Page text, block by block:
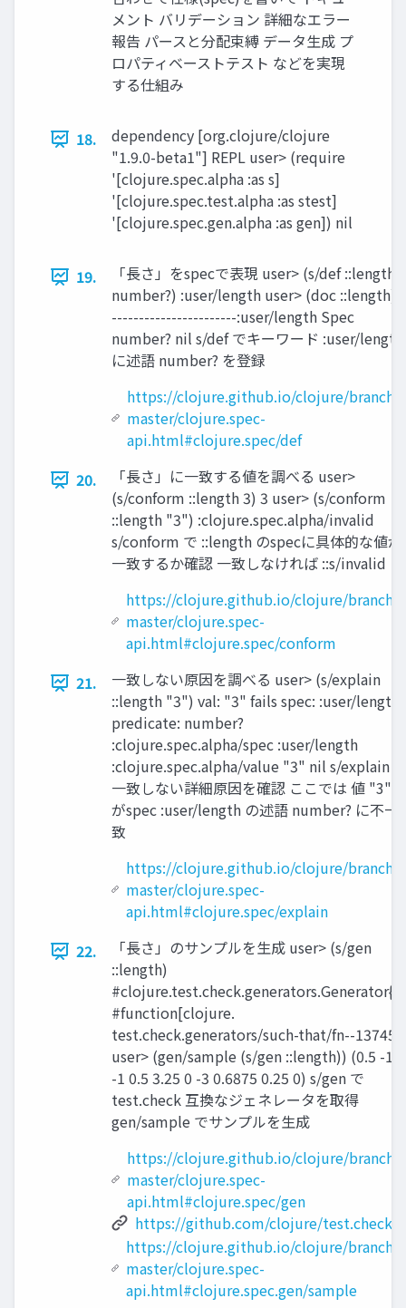
メント バリデーション 詳細なエラー
報告 パースと分配束縛 データ⽣成 プ
ロパティベーストテスト などを実現
する仕組み
18.
dependency [org.clojure/clojure
"1.9.0-beta1"] REPL user> (require
'[clojure.spec.alpha :as s]
'[clojure.spec.test.alpha :as stest]
'[clojure.spec.gen.alpha :as gen]) nil
19.
「⻑さ」をspecで表現 user> (s/def ::length
number?) :user/length user> (doc ::length) -
-----------------------:user/length Spec
number? nil s/def でキーワード :user/length
に述語 number? を登録
https://clojure.github.io/clojure/branch-
master/clojure.spec-
api.html#clojure.spec/def
20.
「⻑さ」に⼀致する値を調べる user>
(s/conform ::length 3) 3 user> (s/conform
::length "3") :clojure.spec.alpha/invalid
s/conform で ::length のspecに具体的な値が
⼀致するか確認 ⼀致しなければ ::s/invalid
https://clojure.github.io/clojure/branch-
master/clojure.spec-
api.html#clojure.spec/conform
21.
⼀致しない原因を調べる user> (s/explain
::length "3") val: "3" fails spec: :user/length
predicate: number?
:clojure.spec.alpha/spec :user/length
:clojure.spec.alpha/value "3" nil s/explain
⼀致しない詳細原因を確認 ここでは 値 "3"
がspec :user/length の述語 number? に不⼀
致
https://clojure.github.io/clojure/branch-
master/clojure.spec-
api.html#clojure.spec/explain
22.
「⻑さ」のサンプルを⽣成 user> (s/gen
::length)
#function[clojure.
test.check.generators/such-that/fn--13745]}
user> (gen/sample (s/gen ::length)) (0.5 -1.0
-1 0.5 3.25 0 -3 0.6875 0.25 0) s/gen で
test.check 互換なジェネレータを取得
gen/sample でサンプルを⽣成
https://clojure.github.io/clojure/branch-
master/clojure.spec-
api.html#clojure.spec/gen
https://github.com/clojure/test.check
https://clojure.github.io/clojure/branch-
master/clojure.spec-
api.html#clojure.spec.gen/sample